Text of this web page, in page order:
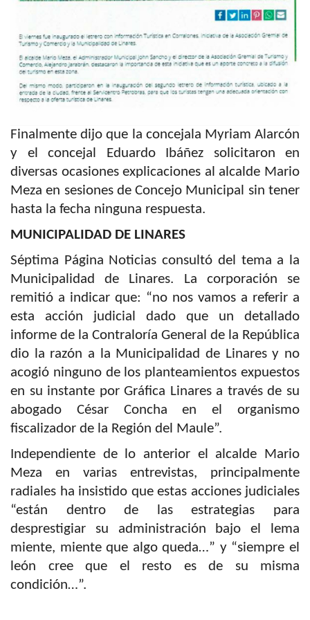
Finalmente dijo que la concejala Myriam Alarcón
y el concejal Eduardo Ibáñez solicitaron en
diversas ocasiones explicaciones al alcalde Mario
Meza en sesiones de Concejo Municipal sin tener
hasta la fecha ninguna respuesta.
MUNICIPALIDAD DE LINARES
Séptima Página Noticias consultó del tema a la
Municipalidad de Linares. La corporación se
remitió a indicar que: “no nos vamos a referir a
esta acción judicial dado que un detallado
informe de la Contraloría General de la República
dio la razón a la Municipalidad de Linares y no
acogió ninguno de los planteamientos expuestos
en su instante por Gráfica Linares a través de su
abogado César Concha en el organismo
fiscalizador de la Región del Maule”.
Independiente de lo anterior el alcalde Mario
Meza en varias entrevistas, principalmente
radiales ha insistido que estas acciones judiciales
“están dentro de las estrategias para
desprestigiar su administración bajo el lema
miente, miente que algo queda…” y “siempre el
león cree que el resto es de su misma
condición…”.